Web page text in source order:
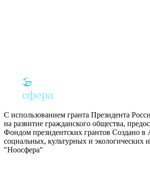
С использованием гранта Президента
на развитие гражданского общества,
Фондом президентских грантов Создано
социальных, культурных и экологических
"Ноосфера"